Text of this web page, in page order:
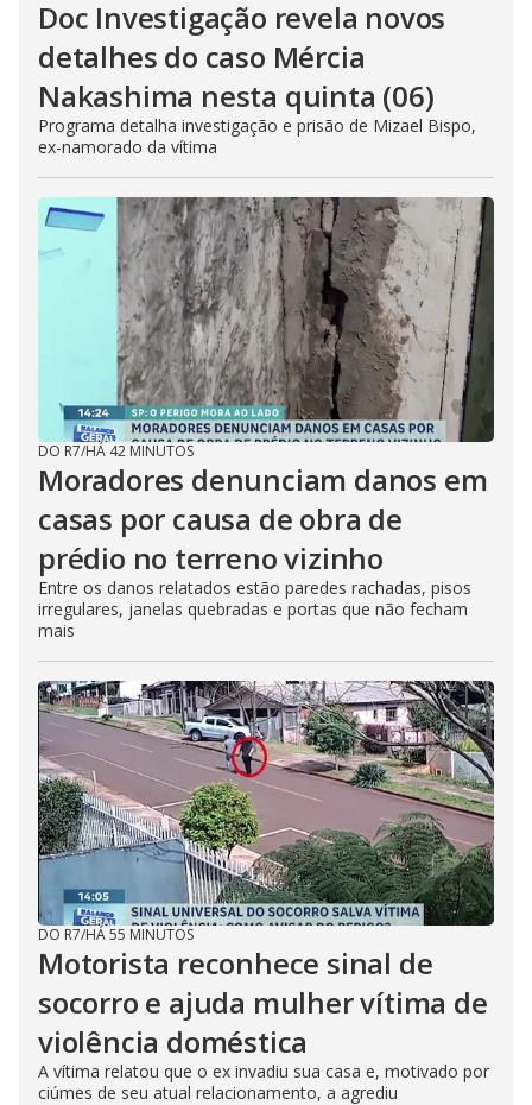
Doc Investigação revela novos
detalhes do caso Mércia
Nakashima nesta quinta (06)
Programa detalha investigação e prisão de Mizael Bispo,
ex-namorado da vítima
DO R7/HÁ 42 MINUTOS
Moradores denunciam danos em
casas por causa de obra de
prédio no terreno vizinho
Entre os danos relatados estão paredes rachadas, pisos
irregulares, janelas quebradas e portas que não fecham
mais
DO R7/HÁ 55 MINUTOS
Motorista reconhece sinal de
socorro e ajuda mulher vítima de
violência doméstica
A vítima relatou que o ex invadiu sua casa e, motivado por
ciúmes de seu atual relacionamento, a agrediu